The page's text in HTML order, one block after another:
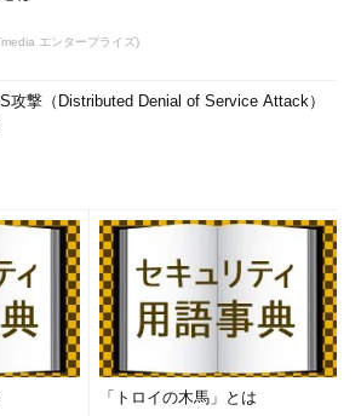
エンタープライズ)
攻撃（Distributed Denial of Service Attack）
「トロイの木馬」とは